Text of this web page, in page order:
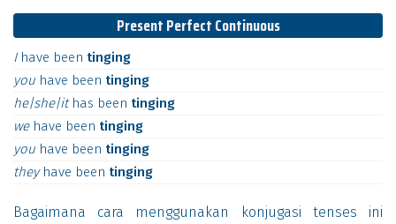
Present Perfect Continuous
I have been tinging
you have been tinging
he|she|it has been tinging
we have been tinging
you have been tinging
they have been tinging
Bagaimana cara menggunakan konjugasi tenses ini